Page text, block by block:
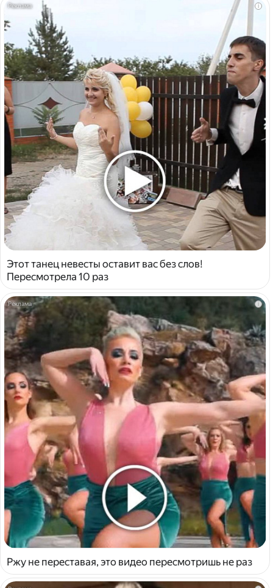
i
Этот танец невесты оставит вас без слов!
Пересмотрела 10 раз
i
Ржу не переставая, это видео пересмотришь не раз